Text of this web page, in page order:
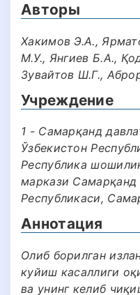
Авторы
Хакимов Э.А.,
М.У., Янгиев Б.А.,
Зувайтов Ш.Г.,
Учреждение
1 - Самарқанд
Ўзбекистон
Республика
маркази Самарқанд
Республикаси,
Аннотация
Олиб борилган
куйиш касаллиги
ва унинг келиб